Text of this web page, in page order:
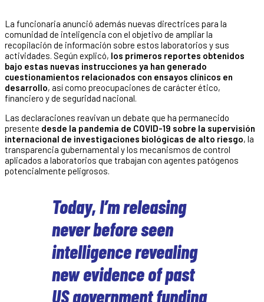
La funcionaria anunció además nuevas directrices para la
comunidad de inteligencia con el objetivo de ampliar la
recopilación de información sobre estos laboratorios y sus
actividades. Según explicó, los primeros reportes obtenidos
bajo estas nuevas instrucciones ya han generado
cuestionamientos relacionados con ensayos clínicos en
desarrollo, así como preocupaciones de carácter ético,
financiero y de seguridad nacional.
Las declaraciones reavivan un debate que ha permanecido
presente desde la pandemia de COVID-19 sobre la supervisión
internacional de investigaciones biológicas de alto riesgo, la
transparencia gubernamental y los mecanismos de control
aplicados a laboratorios que trabajan con agentes patógenos
potencialmente peligrosos.
Today, I’m releasing
never before seen
intelligence revealing
new evidence of past
US government funding